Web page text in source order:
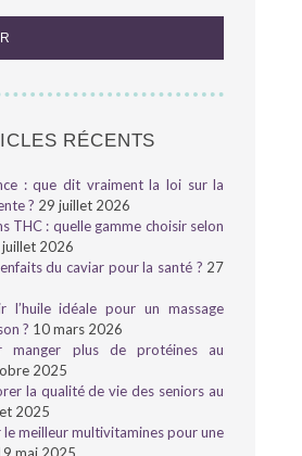
RÉCENTS
: que dit vraiment la loi sur la
? 29 juillet 2026
THC : quelle gamme choisir selon
juillet 2026
du caviar pour la santé ? 27
l’huile idéale pour un massage
? 10 mars 2026
manger plus de protéines au
2025
la qualité de vie des seniors au
2025
meilleur multivitamines pour une